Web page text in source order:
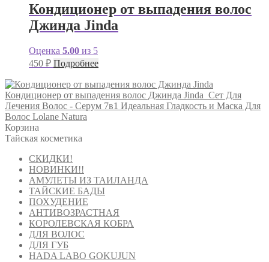
Кондиционер от выпадения волос
Джинда Jinda
Оценка 5.00 из 5
450 ₽ Подробнее
Кондиционер от выпадения волос Джинда Jinda Сет Для
Лечения Волос - Серум 7в1 Идеальная Гладкость и Маска Для
Волос Lolane Natura
Корзина
Тайская косметика
СКИДКИ!
НОВИНКИ!!
АМУЛЕТЫ ИЗ ТАИЛАНДА
ТАЙСКИЕ БАДЫ
ПОХУДЕНИЕ
АНТИВОЗРАСТНАЯ
КОРОЛЕВСКАЯ КОБРА
ДЛЯ ВОЛОС
ДЛЯ ГУБ
HADA LABO GOKUJUN